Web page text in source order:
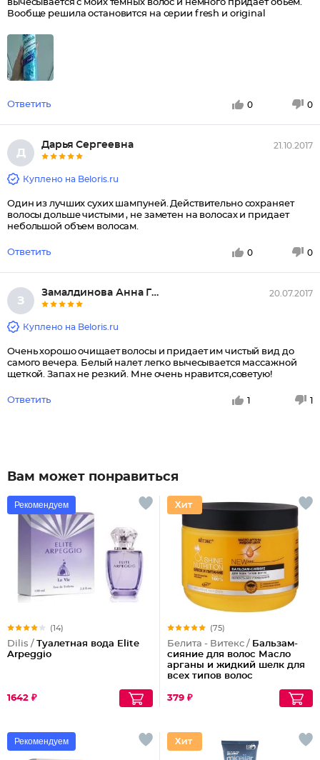
вычесывается с моих темных волос и немного придает обьем.
Вообще решила остановится на серии fresh и original
Ответить 0 0
Д
Дарья Сергеевна 21.10.2017
Куплено на Beloris.ru
Один из лучших сухих шампуней. Действительно сохраняет
волосы дольше чистыми , не заметен на волосах и придает
небольшой объем волосам.
Ответить 0 0
З
Замалдинова Анна Галидзяновна 20.07.2017
Куплено на Beloris.ru
Очень хорошо очищает волосы и придает им чистый вид до
самого вечера. Белый налет легко вычесывается массажной
щеткой. Запах не резкий. Мне очень нравится,советую!
Ответить 1 1
Вам может понравиться
Рекомендуем
(14)
Dilis / Туалетная вода Elite
Arpeggio
1642 ₽
(75)
Белита - Витекс / Бальзам-
сияние для волос Масло
арганы и жидкий шелк для
всех типов волос
379 ₽
Рекомендуем